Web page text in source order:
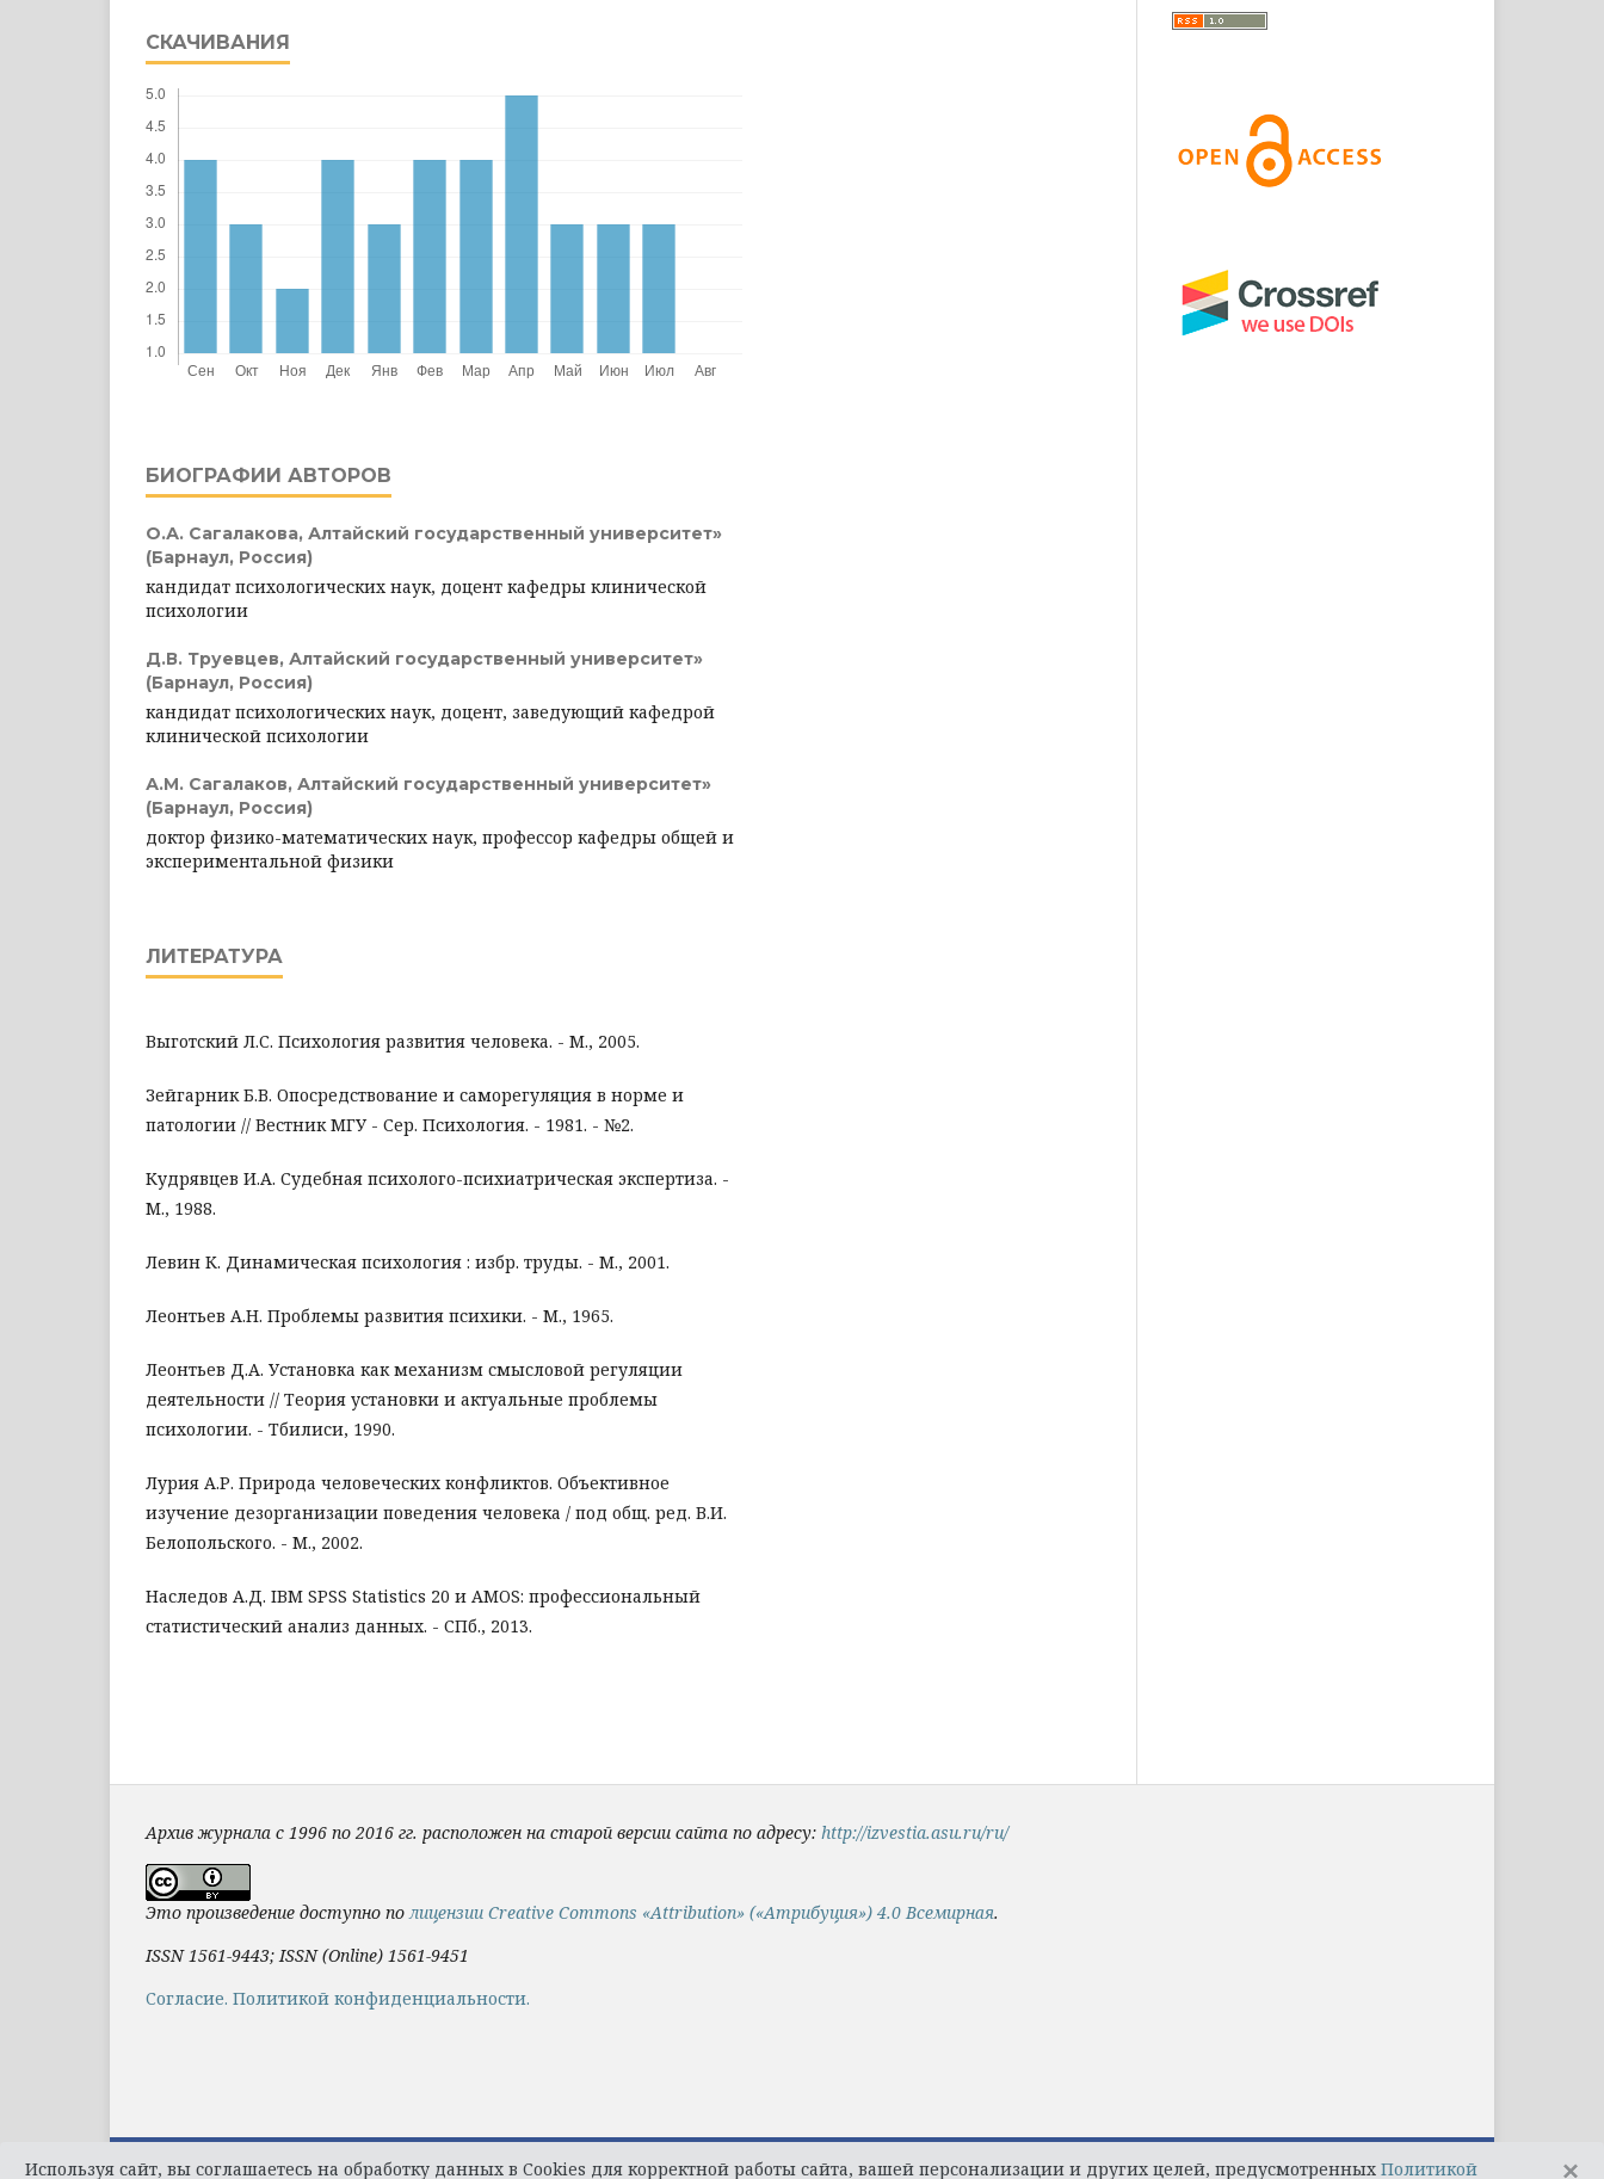
СКАЧИВАНИЯ
БИОГРАФИИ АВТОРОВ
О.А. Сагалакова, Алтайский государственный университет»
(Барнаул, Россия)
кандидат психологических наук, доцент кафедры клинической
психологии
Д.В. Труевцев, Алтайский государственный университет»
(Барнаул, Россия)
кандидат психологических наук, доцент, заведующий кафедрой
клинической психологии
А.М. Сагалаков, Алтайский государственный университет»
(Барнаул, Россия)
доктор физико-математических наук, профессор кафедры общей и
экспериментальной физики
ЛИТЕРАТУРА
Выготский Л.С. Психология развития человека. - М., 2005.
Зейгарник Б.В. Опосредствование и саморегуляция в норме и
патологии // Вестник МГУ - Сер. Психология. - 1981. - №2.
Кудрявцев И.А. Судебная психолого-психиатрическая экспертиза. -
М., 1988.
Левин К. Динамическая психология : избр. труды. - М., 2001.
Леонтьев А.Н. Проблемы развития психики. - М., 1965.
Леонтьев Д.А. Установка как механизм смысловой регуляции
деятельности // Теория установки и актуальные проблемы
психологии. - Тбилиси, 1990.
Лурия А.Р. Природа человеческих конфликтов. Объективное
изучение дезорганизации поведения человека / под общ. ред. В.И.
Белопольского. - М., 2002.
Наследов А.Д. IBM SPSS Statistics 20 и AMOS: профессиональный
статистический анализ данных. - СПб., 2013.
Архив журнала с 1996 по 2016 гг. расположен на старой версии сайта по адресу: http://izvestia.asu.ru/ru/
Это произведение доступно полицензии Creative Commons «Attribution» («Атрибуция») 4.0 Всемирная.
ISSN 1561-9443; ISSN (Online) 1561-9451
Cогласие. Политикой конфиденциальности.
Используя сайт, вы соглашаетесь на обработку данных в Cookies для корректной работы сайта, вашей персонализации и других целей, предусмотренных Политикой ×